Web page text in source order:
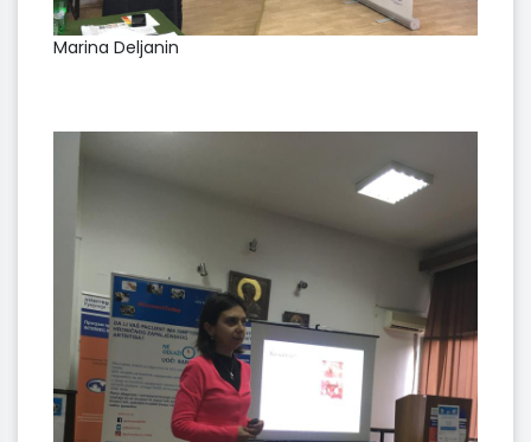
Marina Deljanin